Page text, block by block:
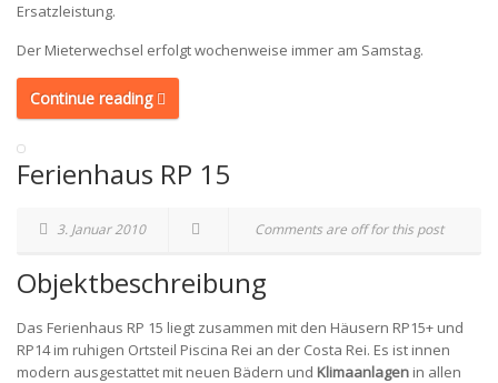
Ersatzleistung.
Der Mieterwechsel erfolgt wochenweise immer am Samstag.
Continue reading
Ferienhaus RP 15
3. Januar 2010 Comments are off for this post
Objektbeschreibung
Das Ferienhaus RP 15 liegt zusammen mit den Häusern RP15+ und
RP14 im ruhigen Ortsteil Piscina Rei an der Costa Rei. Es ist innen
modern ausgestattet mit neuen Bädern und Klimaanlagen in allen